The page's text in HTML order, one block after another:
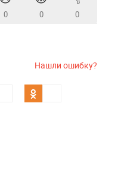
0 0 0
Нашли ошибку?